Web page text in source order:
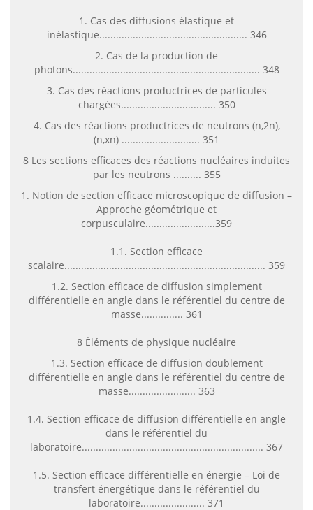
1. Cas des diffusions élastique et
inélastique..................................................... 346
2. Cas de la production de
photons................................................................... 348
3. Cas des réactions productrices de particules
chargées.................................. 350
4. Cas des réactions productrices de neutrons (n,2n),
(n,xn) ............................ 351
8 Les sections efficaces des réactions nucléaires induites
par les neutrons .......... 355
1. Notion de section efficace microscopique de diffusion –
Approche géométrique et
corpusculaire.........................359
1.1. Section efficace
scalaire........................................................................ 359
1.2. Section efficace de diffusion simplement
différentielle en angle dans le référentiel du centre de
masse............... 361
8 Éléments de physique nucléaire
1.3. Section efficace de diffusion doublement
différentielle en angle dans le référentiel du centre de
masse........................ 363
1.4. Section efficace de diffusion différentielle en angle
dans le référentiel du
laboratoire................................................................. 367
1.5. Section efficace différentielle en énergie – Loi de
transfert énergétique dans le référentiel du
laboratoire....................... 371